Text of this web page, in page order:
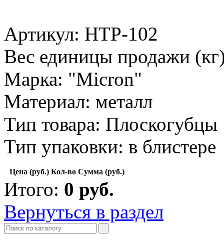
Артикул: HTP-102
Вес единицы продажи
Марка: "Micron"
Материал: металл
Тип товара: Плоскогубцы
Тип упаковки: в блистере
Цена (руб.) Кол-во Сумма (руб.)
Итого: 0 руб.
Вернуться в раздел